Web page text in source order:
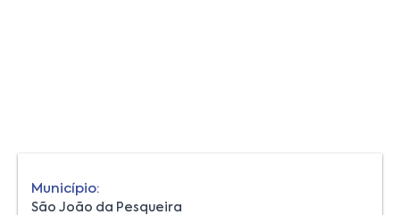
Município:
São João da Pesqueira